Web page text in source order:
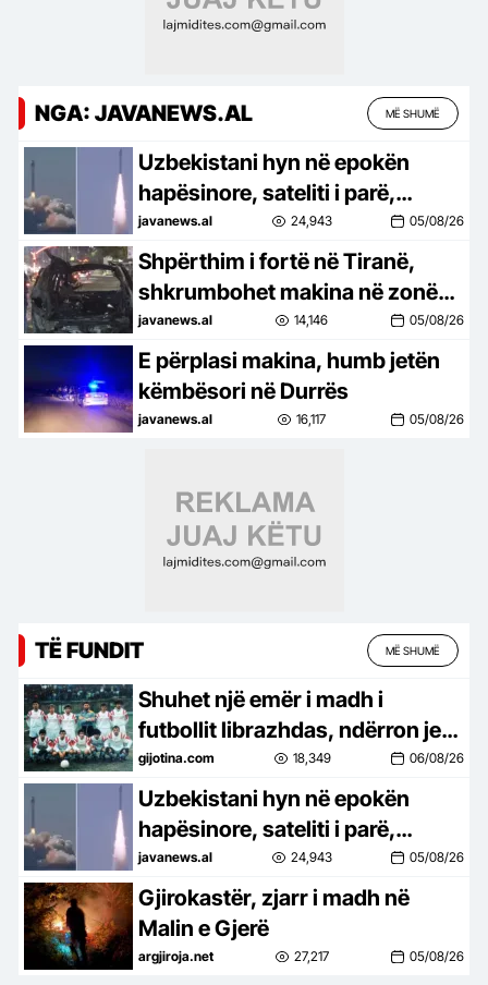
NGA: JAVANEWS.AL MË SHUMË
Uzbekistani hyn në epokën
hapësinore, sateliti i parë,
Samarkand-2028, lëshohet në
orbitë –
javanews.al 24,943 05/08/26
Shpërthim i fortë në Tiranë,
shkrumbohet makina në zonën
e Laprakës. Dyshimet e para
(FOTO)
javanews.al 14,146 05/08/26
E përplasi makina, humb jetën
këmbësori në Durrës
javanews.al 16,117 05/08/26
TË FUNDIT MË SHUMË
Shuhet një emër i madh i
futbollit librazhdas, ndërron jetë
ish-kapiteni dhe ish-trajneri i
Sopotit, Besnik Çota
gijotina.com 18,349 06/08/26
Uzbekistani hyn në epokën
hapësinore, sateliti i parë,
Samarkand-2028, lëshohet në
orbitë –
javanews.al 24,943 05/08/26
Gjirokastër, zjarr i madh në
Malin e Gjerë
argjiroja.net 27,217 05/08/26